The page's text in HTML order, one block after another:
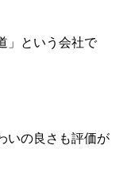
」という会社で
いの良さも評価が